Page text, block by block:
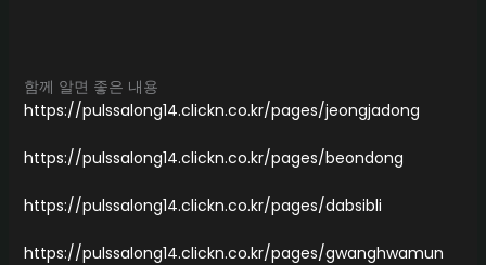
함께 알면 좋은 내용
https://pulssalong14.clickn.co.kr/pages/jeongjadong
https://pulssalong14.clickn.co.kr/pages/beondong
https://pulssalong14.clickn.co.kr/pages/dabsibli
https://pulssalong14.clickn.co.kr/pages/gwanghwamun